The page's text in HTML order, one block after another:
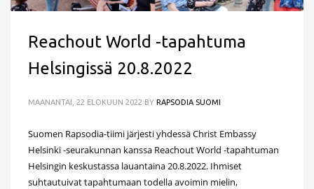
Reachout World -tapahtuma
Helsingissä 20.8.2022
MAANANTAI, 22 ELOKUUN 2022 BY RAPSODIA SUOMI
Suomen Rapsodia-tiimi järjesti yhdessä Christ Embassy
Helsinki -seurakunnan kanssa Reachout World -tapahtuman
Helsingin keskustassa lauantaina 20.8.2022. Ihmiset
suhtautuivat tapahtumaan todella avoimin mielin,